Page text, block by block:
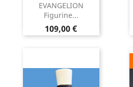
EVANGELION
Figurine...
Prix
109,00 €